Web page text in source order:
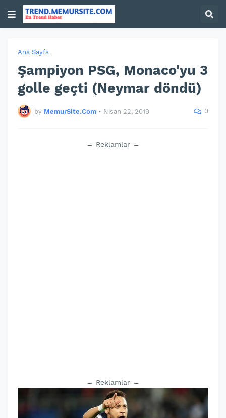
Ana Sayfa
Şampiyon PSG, Monaco'yu 3
golle geçti (Neymar döndü)
by MemurSite.Com • Nisan 22, 2019 0
→ Reklamlar ←
→ Reklamlar ←